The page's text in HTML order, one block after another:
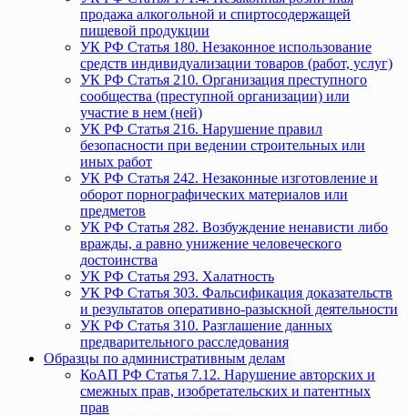
продажа алкогольной и спиртосодержащей
пищевой продукции
УК РФ Статья 180. Незаконное использование
средств индивидуализации товаров (работ, услуг)
УК РФ Статья 210. Организация преступного
сообщества (преступной организации) или
участие в нем (ней)
УК РФ Статья 216. Нарушение правил
безопасности при ведении строительных или
иных работ
УК РФ Статья 242. Незаконные изготовление и
оборот порнографических материалов или
предметов
УК РФ Статья 282. Возбуждение ненависти либо
вражды, а равно унижение человеческого
достоинства
УК РФ Статья 293. Халатность
УК РФ Статья 303. Фальсификация доказательств
и результатов оперативно-разыскной деятельности
УК РФ Статья 310. Разглашение данных
предварительного расследования
Образцы по административным делам
КоАП РФ Статья 7.12. Нарушение авторских и
смежных прав, изобретательских и патентных
прав